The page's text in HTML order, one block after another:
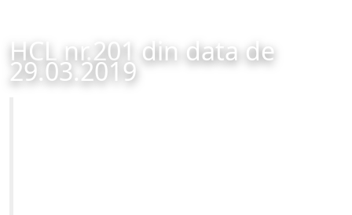
HCL nr.201 din data de
29.03.2019